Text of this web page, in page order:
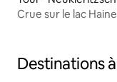
Crue sur le lac
Destinations